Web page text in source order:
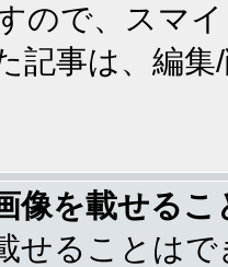
ので、スマ
記事は、編
像を載せる
せることは